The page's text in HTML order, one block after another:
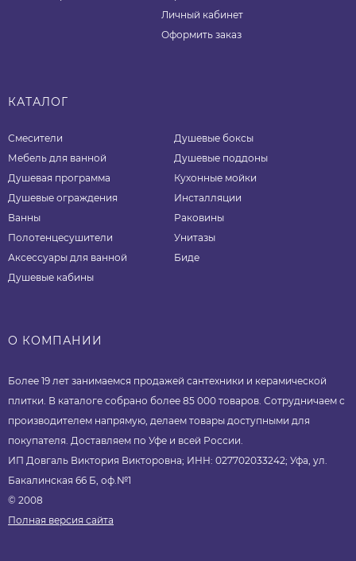
Личный кабинет
Оформить заказ
КАТАЛОГ
Смесители
Мебель для ванной
Душевая программа
Душевые ограждения
Ванны
Полотенцесушители
Аксессуары для ванной
Душевые кабины
Душевые боксы
Душевые поддоны
Кухонные мойки
Инсталляции
Раковины
Унитазы
Биде
О КОМПАНИИ
Более 19 лет занимаемся продажей сантехники и керамической
плитки. В каталоге собрано более 85 000 товаров. Сотрудничаем с
производителем напрямую, делаем товары доступными для
покупателя. Доставляем по Уфе и всей России.
ИП Довгаль Виктория Викторовна; ИНН: 027702033242; Уфа, ул.
Бакалинская 66 Б, оф.№1
© 2008
Полная версия сайта